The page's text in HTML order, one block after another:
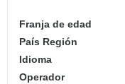
Franja de edad
País Región
Idioma
Operador